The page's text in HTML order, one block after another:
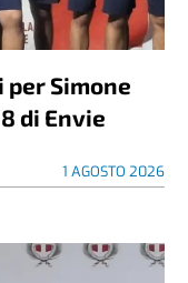
per Simone
di Envie
1 AGOSTO 2026